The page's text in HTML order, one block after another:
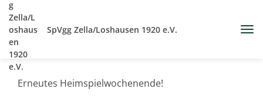
SpVgg Zella/Loshausen 1920 e.V.
Erneutes Heimspielwochenende!